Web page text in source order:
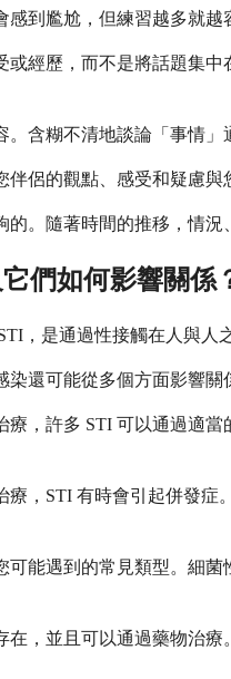
感到尷尬，但練習越多就
或經歷，而不是將話題集
。含糊不清地談論「事情
伴侶的觀點、感受和疑慮
的。隨著時間的推移，情
們如何影響關係
，是通過性接觸在人與人
染還可能從多個方面影響
療，許多 STI 可以通過適
療，STI 有時會引起併發
可能遇到的常見類型。細
在，並且可以通過藥物治